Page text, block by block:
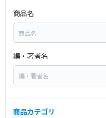
商品名
編・著者名
商品カテゴリ